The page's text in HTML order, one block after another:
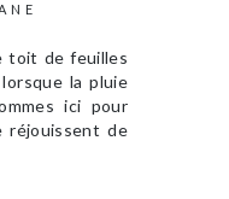
toit de feuilles
la pluie
ici pour
réjouissent de